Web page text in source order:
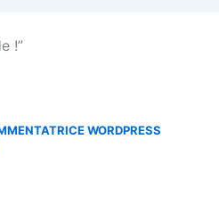
!”
WORDPRESS